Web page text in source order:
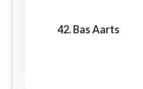
42. Bas Aarts